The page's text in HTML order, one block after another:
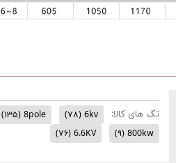
6kv (۷۸) 8pole (۱۳۵) imb3 (۷۶۸)
6.6KV (۷۶)